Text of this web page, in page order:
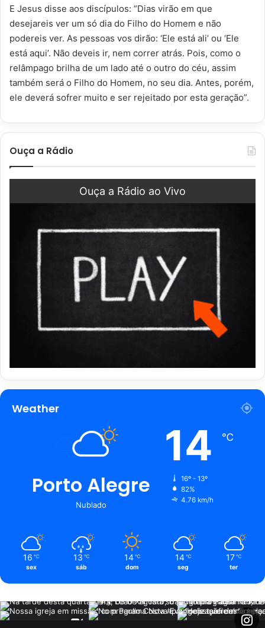
E Jesus disse aos discípulos: “Dias virão em que
desejareis ver um só dia do Filho do Homem e não
podereis ver. As pessoas vos dirão: ‘Ele está ali’ ou ‘Ele
está aqui’. Não deveis ir, nem correr atrás. Pois, como o
relâmpago brilha de um lado até o outro do céu, assim
também será o Filho do Homem, no seu dia. Antes, porém,
ele deverá sofrer muito e ser rejeitado por esta geração”.
Ouça a Rádio
Ouça a Rádio ao Vivo
Weather
Porto Alegre
Nublado
14 ℃
16º - 13º
82%
4.76 km/h
16 ℃
sex
13 ℃
sáb
14 ℃
dom
14 ℃
seg
17 ℃
ter